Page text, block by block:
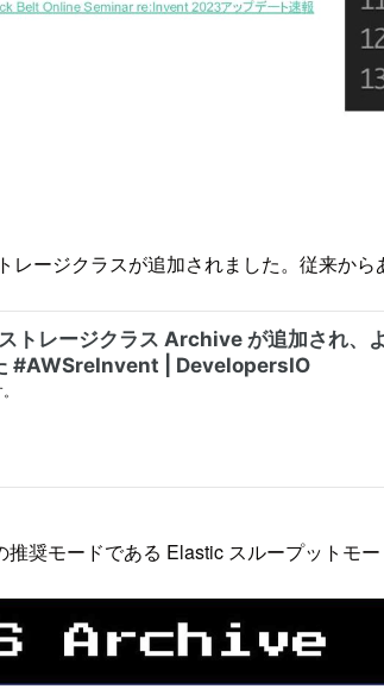
ージクラスが追加されました。従来か
奨モードである Elastic スループットモ